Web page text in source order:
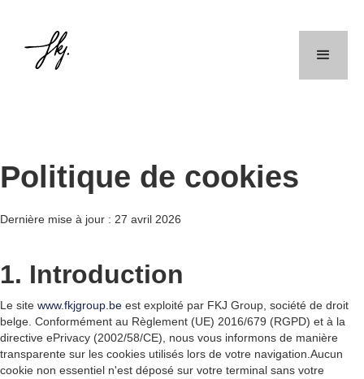
Politique de cookies
Dernière mise à jour : 27 avril 2026
1. Introduction
Le site www.fkjgroup.be est exploité par FKJ Group, société de droit
belge. Conformément au Règlement (UE) 2016/679 (RGPD) et à la
directive ePrivacy (2002/58/CE), nous vous informons de manière
transparente sur les cookies utilisés lors de votre navigation.Aucun
cookie non essentiel n'est déposé sur votre terminal sans votre